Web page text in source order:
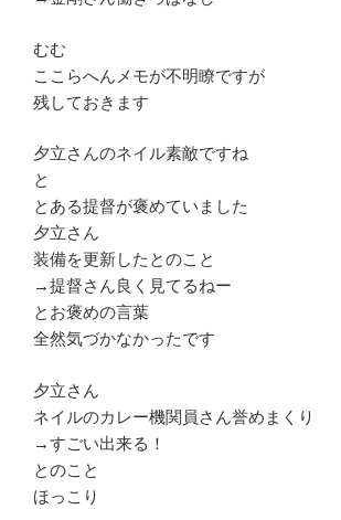
むむ
ここらへんメモが不明瞭ですが
残しておきます
夕立さんのネイル素敵ですね
と
とある提督が褒めていました
夕立さん
装備を更新したとのこと
→提督さん良く見てるねー
とお褒めの言葉
全然気づかなかったです
夕立さん
ネイルのカレー機関員さん誉めまくり
→すごい出来る！
とのこと
ほっこり